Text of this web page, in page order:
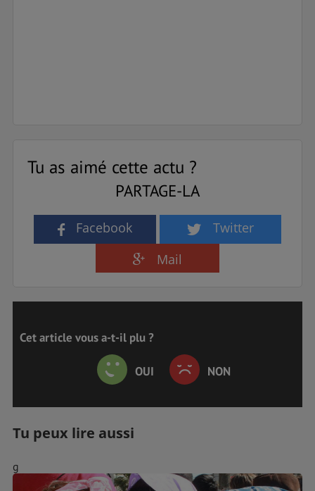
Tu as aimé cette actu ?
PARTAGE-LA
Facebook
Twitter
Mail
Cet article vous a-t-il plu ?
OUI NON
Tu peux lire aussi
g